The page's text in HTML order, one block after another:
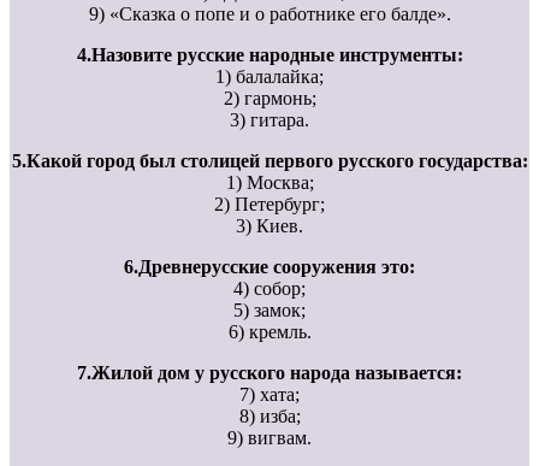
9) «Сказка о попе и о работнике его балде».
4.Назовите русские народные инструменты:
1) балалайка;
2) гармонь;
3) гитара.
5.Какой город был столицей первого русского государства:
1) Москва;
2) Петербург;
3) Киев.
6.Древнерусские сооружения это:
4) собор;
5) замок;
6) кремль.
7.Жилой дом у русского народа называется:
7) хата;
8) изба;
9) вигвам.